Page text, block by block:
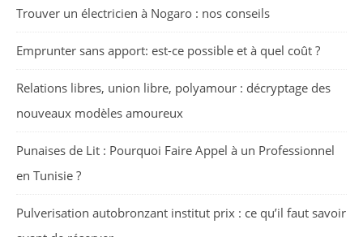
Trouver un électricien à Nogaro : nos conseils
Emprunter sans apport: est-ce possible et à quel coût ?
Relations libres, union libre, polyamour : décryptage des
nouveaux modèles amoureux
Punaises de Lit : Pourquoi Faire Appel à un Professionnel
en Tunisie ?
Pulverisation autobronzant institut prix : ce qu’il faut savoir